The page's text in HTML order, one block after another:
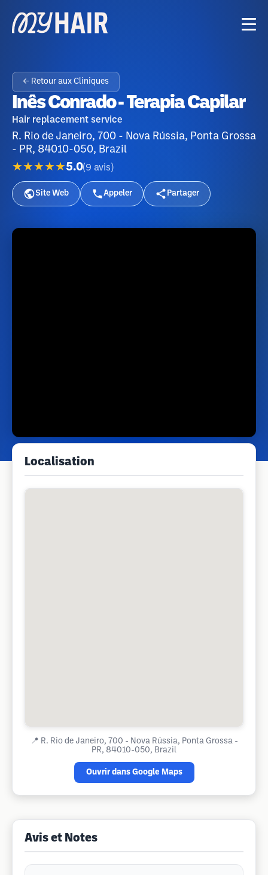
← Retour aux Cliniques
Inês Conrado - Terapia Capilar
Hair replacement service
R. Rio de Janeiro, 700 - Nova Rússia, Ponta Grossa
- PR, 84010-050, Brazil
★★★★★5.0(9 avis )
Site Web Appeler Partager
Localisation
📍 R. Rio de Janeiro, 700 - Nova Rússia, Ponta Grossa -
PR, 84010-050, Brazil
Ouvrir dans Google Maps
Avis et Notes